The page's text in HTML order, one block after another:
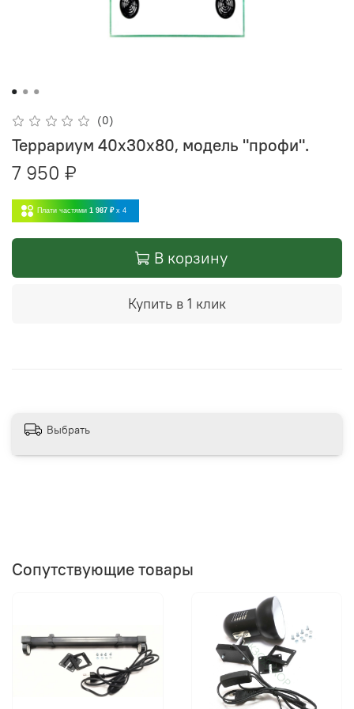
(0)
Террариум 40х30х80, модель "профи".
7 950 ₽
Плати частями 1 987 ₽ x 4
В корзину
Купить в 1 клик
Выбрать
Сопутствующие товары